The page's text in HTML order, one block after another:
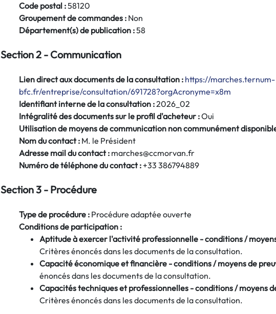
Code postal :58120
Groupement de commandes : Non
Département(s) de publication :58
Section 2 - Communication
Lien direct aux documents de la consultation : https://marches.ternum-
bfc.fr/entreprise/consultation/691728?orgAcronyme=x8m
Identifiant interne de la consultation :2026_02
Intégralité des documents sur le profil d'acheteur :Oui
Utilisation de moyens de communication non communément
Nom du contact : M. le Président
Adresse mail du contact : marches@ccmorvan.fr
Numéro de téléphone du contact : +33 386794889
Section 3 - Procédure
Type de procédure : Procédure adaptée ouverte
Conditions de participation :
Aptitude à exercer l'activité professionnelle - conditions /
Critères énoncés dans les documents de la consultation.
Capacité économique et financière - conditions / moyens de
énoncés dans les documents de la consultation.
Capacités techniques et professionnelles - conditions / moyens
Critères énoncés dans les documents de la consultation.